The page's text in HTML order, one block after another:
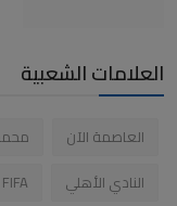
العلامات الشعبية
العاصمة الآن
النادي الأهلي
FIFA